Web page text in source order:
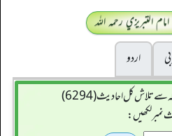
التبريزي رحمہ اللہ
اردو
سے تلاش کل احادیث (6294)
نمبر لکھیں: